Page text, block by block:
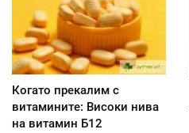
Когато прекалим с
витамините: Високи нива
на витамин Б12